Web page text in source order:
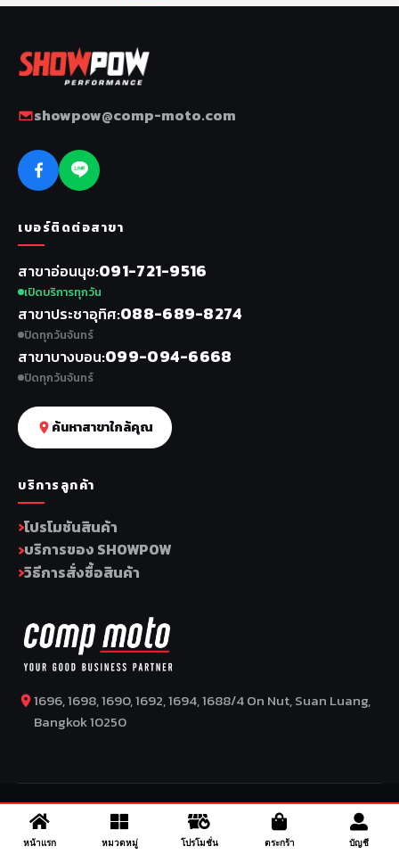
หน้าแรก หมวดหมู่ โปรโมชั่น ตระกร้า บัญชี
showpow@comp-moto.com
เบอร์ติดต่อสาขา
สาขาอ่อนนุช 091-721-9516
เปิดบริการทุกวัน
สาขาประชาอุทิศ 088-689-8274
ปิดทุกวันจันทร์
สาขาบางบอน 099-094-6668
ปิดทุกวันจันทร์
ค้นหาสาขาใกล้คุณ
บริการลูกค้า
โปรโมชันสินค้า
บริการของ SHOWPOW
วิธีการสั่งซื้อสินค้า
1696, 1698, 1690, 1692, 1694, 1688/4 On Nut, Suan Luang,
Bangkok 10250
COPYRIGHT BY COMP MOTO CO., LTD © 2026–SuperBike x
SuperDrive– ข่าวรถยนต์ รีวิวรถยนต์ไฟฟ้า ข่าวรถไฟฟ้า ข่าวรถ
จักรยานยนต์ รีวิวมอเตอร์ไซค์ ข่าวมอเตอร์ไซค์ รถยนต์ รถไฟฟ้า